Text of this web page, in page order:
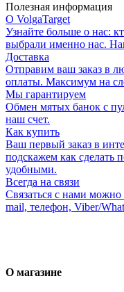
Полезная информация
О VolgaTarget
Узнайте больше о нас:
выбрали именно нас.
Доставка
Отправим ваш заказ в
оплаты. Максимум на
Мы гарантируем
Обмен мятых банок с
наш счет.
Как купить
Ваш первый заказ в
подскажем как сделать
удобными.
Всегда на связи
Связаться с нами
mail, телефон, Viber/
О магазине